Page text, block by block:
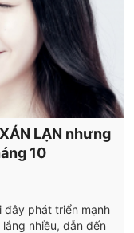
LẠN nhưng
10
đây phát triển mạnh
nhiều, dẫn đến